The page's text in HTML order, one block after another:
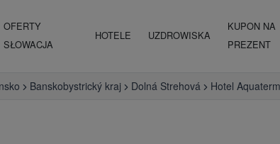
OFERTY
SŁOWACJA
HOTELE UZDROWISKA
KUPON NA
PREZENT
Banskobystrický kraj Dolná Strehová Hotel